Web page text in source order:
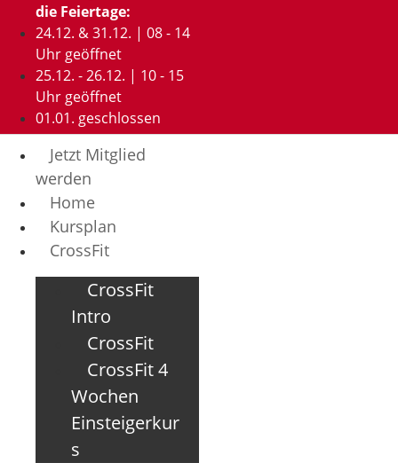
die Feiertage:
24.12. & 31.12. | 08 - 14
Uhr geöffnet
25.12. - 26.12. | 10 - 15
Uhr geöffnet
01.01. geschlossen
Jetzt Mitglied
werden
Home
Kursplan
CrossFit
CrossFit
Intro
CrossFit
CrossFit 4
Wochen
Einsteigerkur
s